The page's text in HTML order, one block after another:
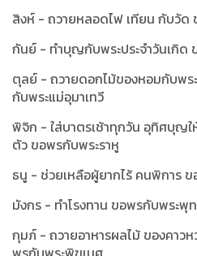
สิงห์ - ถวายหลอดไฟ เทียน กับวั
กันย์ - ทำบุญกับพระประจำวันเกิ
ตุลย์ - ถวายดอกไม้ของหอมกับพ
กับพระแม่อุมาเทวี
พิจิก - ใส่บาตรเช้าทุกวัน อุทิศบุญใ
ตัว ขอพรกับพระราหู
ธนู - ช่วยเหลือผู้ยากไร้ คนพิการ
มังกร - ทำโรงทาน ขอพรกับพระพุ
กุมภ์ - ถวายอาหารผลไม้ ของคาว